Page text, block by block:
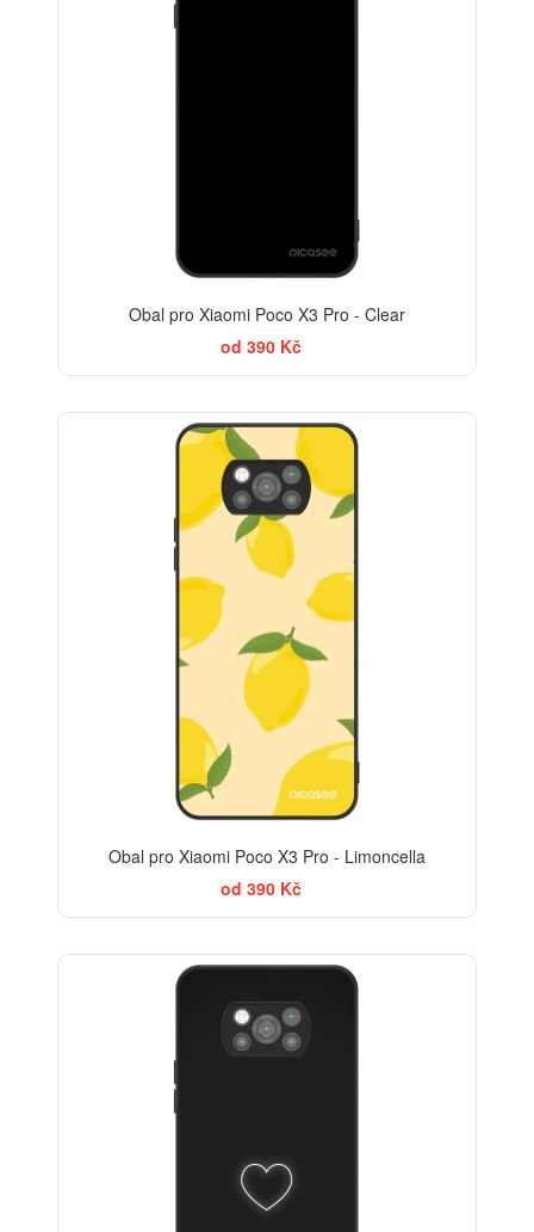
Obal pro Xiaomi Poco X3 Pro - Clear
od 390 Kč
Obal pro Xiaomi Poco X3 Pro - Limoncella
od 390 Kč